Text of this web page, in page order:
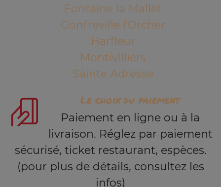
Fontaine la Mallet
Gonfreville l'Orcher
Harfleur
Montivilliers
Sainte Adresse
Le choix du paiement
Paiement en ligne ou à la
livraison. Réglez par paiement
sécurisé, ticket restaurant, espèces.
(pour plus de détails, consultez les
infos)